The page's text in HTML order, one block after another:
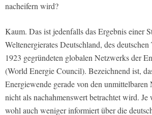
nacheifern wird?
Kaum. Das ist jedenfalls das Ergebnis einer
Weltenergierates Deutschland, des
1923 gegründeten globalen Netzwerks der
(World Energie Council). Bezeichnend ist,
Energiewende gerade von den
nicht als nachahmenswert betrachtet wird.
wohl auch weniger informiert über die